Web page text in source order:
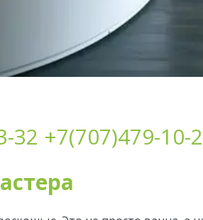
32 +7(707)479-10-